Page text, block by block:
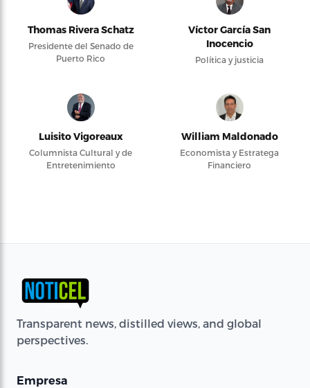
Thomas Rivera Schatz
Presidente del Senado de
Puerto Rico
Víctor García San
Inocencio
Política y justicia
Luisito Vigoreaux
Columnista Cultural y de
Entretenimiento
William Maldonado
Economista y Estratega
Financiero
Transparent news, distilled views, and global
perspectives.
Empresa